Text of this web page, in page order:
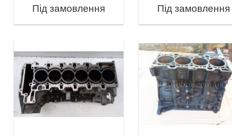
Під замовлення Під замовлення